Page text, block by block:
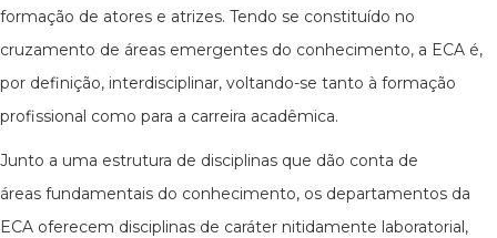
formação de atores e atrizes. Tendo se constituído no
cruzamento de áreas emergentes do conhecimento, a ECA é,
por definição, interdisciplinar, voltando-se tanto à formação
profissional como para a carreira acadêmica.
Junto a uma estrutura de disciplinas que dão conta de
áreas fundamentais do conhecimento, os departamentos da
ECA oferecem disciplinas de caráter nitidamente laboratorial,